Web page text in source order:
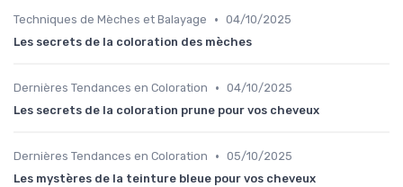
Techniques de Mèches et Balayage • 04/10/2025
Les secrets de la coloration des mèches
Dernières Tendances en Coloration • 04/10/2025
Les secrets de la coloration prune pour vos cheveux
Dernières Tendances en Coloration • 05/10/2025
Les mystères de la teinture bleue pour vos cheveux